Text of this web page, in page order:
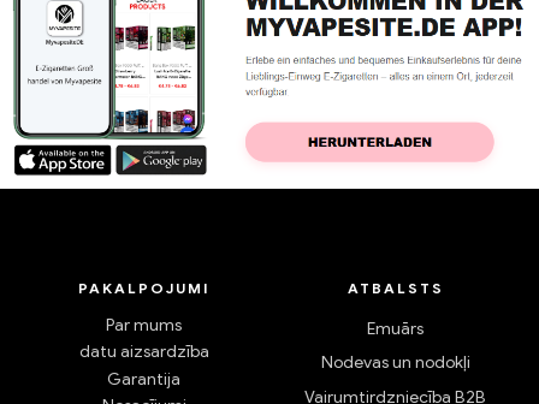
PAKALPOJUMI
Par mums
datu aizsardzība
Garantija
ATBALSTS
Emuārs
Nodevas un nodokļi
Vairumtirdzniecība B2B